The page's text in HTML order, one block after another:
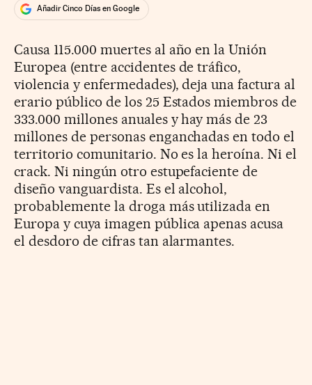
Añadir Cinco Días en Google
Causa 115.000 muertes al año en la Unión
Europea (entre accidentes de tráfico,
violencia y enfermedades), deja una factura al
erario público de los 25 Estados miembros de
333.000 millones anuales y hay más de 23
millones de personas enganchadas en todo el
territorio comunitario. No es la heroína. Ni el
crack. Ni ningún otro estupefaciente de
diseño vanguardista. Es el alcohol,
probablemente la droga más utilizada en
Europa y cuya imagen pública apenas acusa
el desdoro de cifras tan alarmantes.